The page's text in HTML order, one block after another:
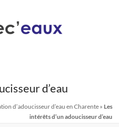
d’eau
d’adoucisseur d’eau en Charente» Les
intérêts d’un adoucisseur d’eau